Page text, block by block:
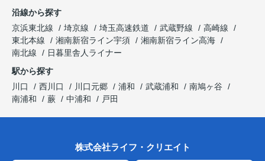
沿線から探す
京浜東北線
埼京線 埼玉高速鉄道 武蔵野線
高崎線
東北本線
湘南新宿ライン宇須
湘南新宿ライン高海
南北線
日暮里舎人ライナー
駅から探す
川口
西川口 川口元郷 浦和 武蔵浦和
南鳩ヶ谷
南浦和
蕨 中浦和 戸田
株式会社ライフ・クリエイト